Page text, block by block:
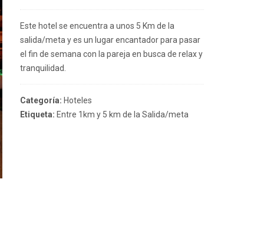
Este hotel se encuentra a unos 5 Km de la
salida/meta y es un lugar encantador para pasar
el fin de semana con la pareja en busca de relax y
tranquilidad.
Categoría: Hoteles
Etiqueta: Entre 1km y 5 km de la Salida/meta